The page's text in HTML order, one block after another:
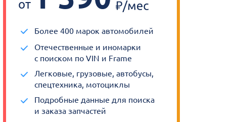
от
Более 400 марок автомобилей
Отечественные и иномарки
с поиском по VIN и Frame
Легковые, грузовые, автобусы,
спецтехника, мотоциклы
Подробные данные для поиска
и заказа запчастей